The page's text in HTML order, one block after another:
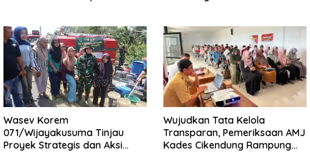
Wasev Korem
071/Wijayakusuma Tinjau
Proyek Strategis dan Aksi
Wujudkan Tata Kelola
Transparan, Pemeriksaan AMJ
Kades Cikendung Rampung